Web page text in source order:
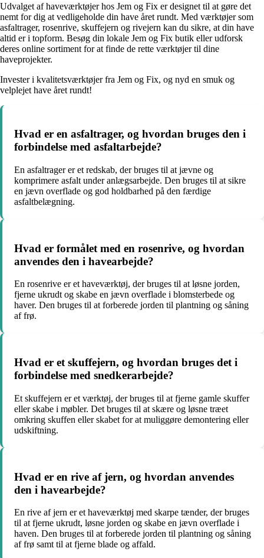
Udvalget af haveværktøjer hos Jem og Fix er designet til at gøre det
nemt for dig at vedligeholde din have året rundt. Med værktøjer som
asfaltrager, rosenrive, skuffejern og rivejern kan du sikre, at din have
altid er i topform. Besøg din lokale Jem og Fix butik eller udforsk
deres online sortiment for at finde de rette værktøjer til dine
haveprojekter.
Invester i kvalitetsværktøjer fra Jem og Fix, og nyd en smuk og
velplejet have året rundt!
Hvad er en asfaltrager, og hvordan bruges den i
forbindelse med asfaltarbejde?
En asfaltrager er et redskab, der bruges til at jævne og
komprimere asfalt under anlægsarbejde. Den bruges til at sikre
en jævn overflade og god holdbarhed på den færdige
asfaltbelægning.
Hvad er formålet med en rosenrive, og hvordan
anvendes den i havearbejde?
En rosenrive er et haveværktøj, der bruges til at løsne jorden,
fjerne ukrudt og skabe en jævn overflade i blomsterbede og
haver. Den bruges til at forberede jorden til plantning og såning
af frø.
Hvad er et skuffejern, og hvordan bruges det i
forbindelse med snedkerarbejde?
Et skuffejern er et værktøj, der bruges til at fjerne gamle skuffer
eller skabe i møbler. Det bruges til at skære og løsne træet
omkring skuffen eller skabet for at muliggøre demontering eller
udskiftning.
Hvad er en rive af jern, og hvordan anvendes
den i havearbejde?
En rive af jern er et haveværktøj med skarpe tænder, der bruges
til at fjerne ukrudt, løsne jorden og skabe en jævn overflade i
haven. Den bruges til at forberede jorden til plantning og såning
af frø samt til at fjerne blade og affald.